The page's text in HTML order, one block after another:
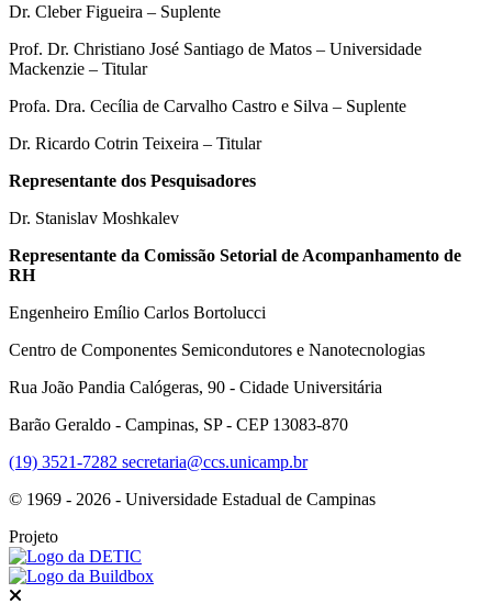
Dr. Cleber Figueira – Suplente
Prof. Dr. Christiano José Santiago de Matos – Universidade
Mackenzie – Titular
Profa. Dra. Cecília de Carvalho Castro e Silva – Suplente
Dr. Ricardo Cotrin Teixeira – Titular
Representante dos Pesquisadores
Dr. Stanislav Moshkalev
Representante da Comissão Setorial de Acompanhamento de
RH
Engenheiro Emílio Carlos Bortolucci
Centro de Componentes Semicondutores e Nanotecnologias
Rua João Pandia Calógeras, 90 - Cidade Universitária
Barão Geraldo - Campinas, SP - CEP 13083-870
(19) 3521-7282 secretaria@ccs.unicamp.br
© 1969 - 2026 - Universidade Estadual de Campinas
Projeto